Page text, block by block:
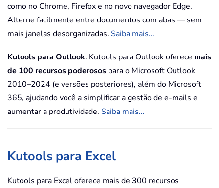
como no Chrome, Firefox e no novo navegador Edge.
Alterne facilmente entre documentos com abas — sem
mais janelas desorganizadas. Saiba mais...
Kutools para Outlook: Kutools para Outlook oferece mais
de 100 recursos poderosos para o Microsoft Outlook
2010–2024 (e versões posteriores), além do Microsoft
365, ajudando você a simplificar a gestão de e-mails e
aumentar a produtividade. Saiba mais...
Kutools para Excel
Kutools para Excel oferece mais de 300 recursos